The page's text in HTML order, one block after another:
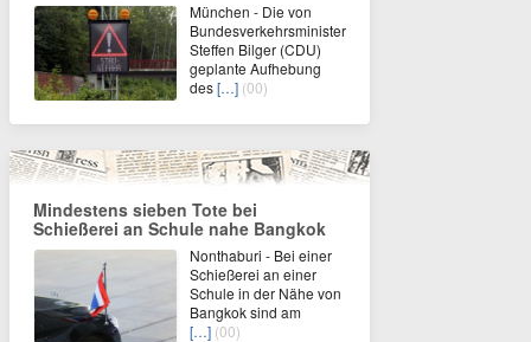
München - Die von
Bundesverkehrsminister
Steffen Bilger (CDU)
geplante Aufhebung
des[…] (00)
Mindestens sieben Tote bei
Schießerei an Schule nahe Bangkok
Nonthaburi - Bei einer
Schießerei an einer
Schule in der Nähe von
Bangkok sind am
[…] (00)